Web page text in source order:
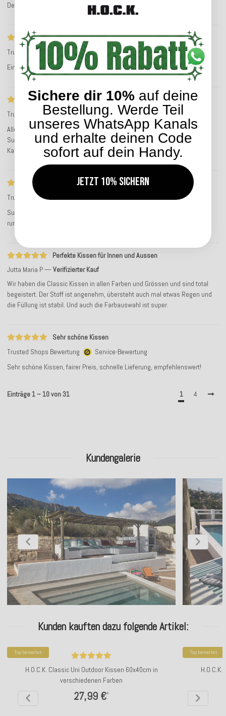
Der Versand erfolgte sehr schnell.
Ein perfekter Kundenservice
Trusted Shops Bewertung
Service-Bewertung
Ein perfekter Kundenservice! Ganz herzlichen Dank!
Alles bestens gelaufen.
Trusted Shops Bewertung
Service-Bewertung
Alles bestens gelaufen.
Super Qualität.
Kann ich nur weiter empfehlen
Super schnelle Lieferung und Ware hat…
Trusted Shops Bewertung
Super schnelle Lieferung und Ware hat eine sehr gute Qualität. Wir sind
rundum zufrieden.Gerne wieder .
Perfekte Kissen für Innen und Aussen
Jutta Maria P
Verifizierter Kauf
Wir haben die Classic Kissen in allen Farben und Grössen und sind total
begeistert. Der Stoff ist angenehm, übersteht auch mal etwas Regen und
die Füllung ist stabil. Und auch die Farbauswahl ist super.
Sehr schöne Kissen
Trusted Shops Bewertung
Service-Bewertung
Sehr schöne Kissen, fairer Preis, schnelle Lieferung, empfehlenswert!
Einträge 1 – 10 von 31 1 4
Kundengalerie
Kunden kauften dazu folgende Artikel:
Top bewertet
H.O.C.K. Classic Uni Outdoor Kissen 60x40cm in
verschiedenen Farben
27,99 €*
Top bewertet
Sichere dir 10% auf deine
Bestellung. Werde Teil
unseres WhatsApp Kanals
und erhalte deinen Code
sofort auf dein Handy.
Jetzt 10% sichern